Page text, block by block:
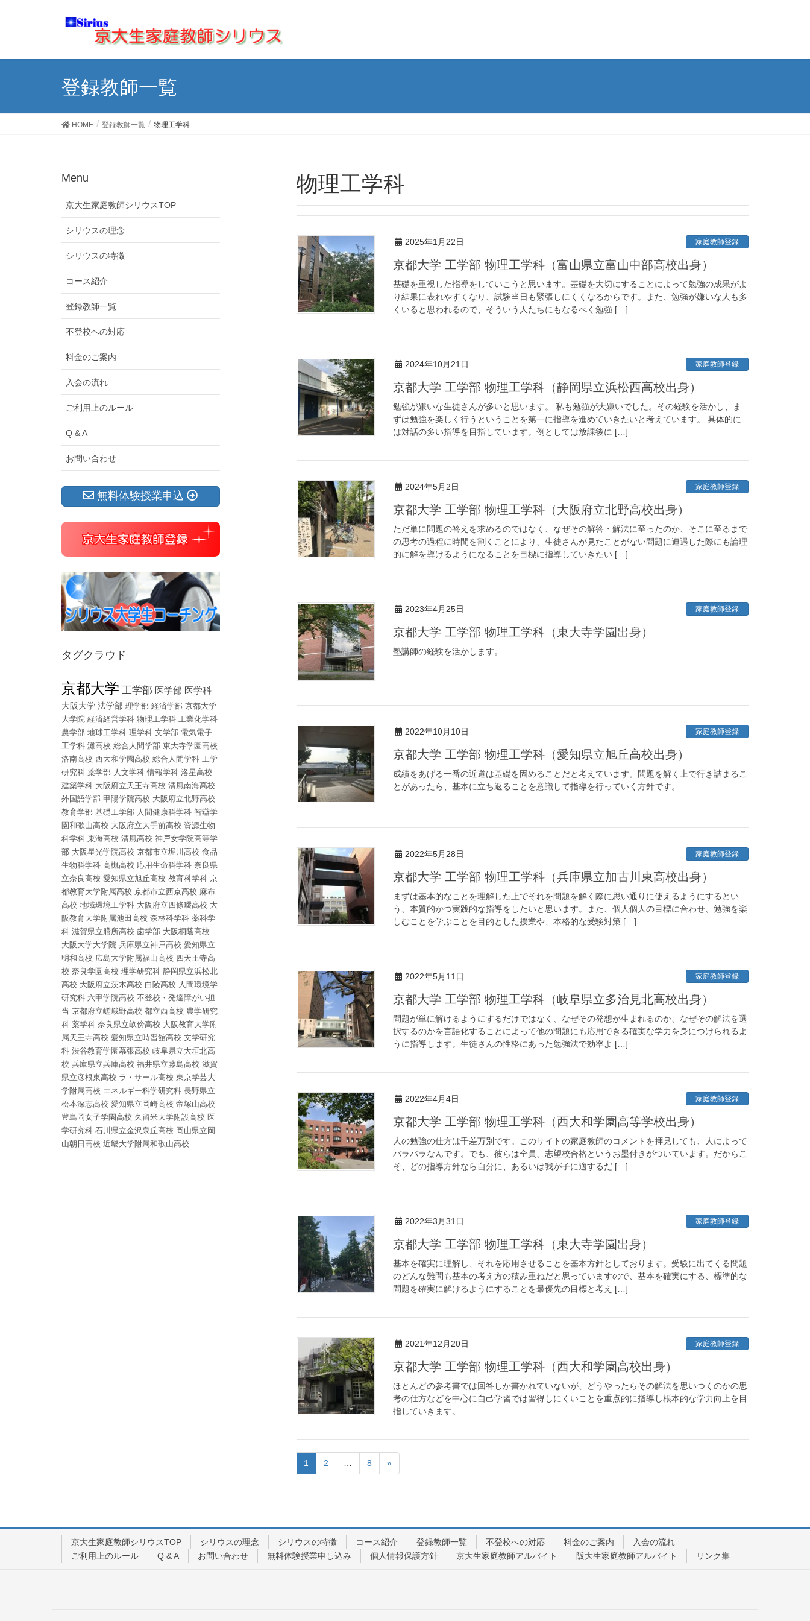
登録教師一覧
HOME 登録教師一覧 物理工学科
物理工学科
2025年1月22日 家庭教師登録
京都大学 工学部 物理工学科（富山県立富山中部高校出身）
基礎を重視した指導をしていこうと思います。基礎を大切にすることによって勉強の成果がよ
り結果に表れやすくなり、試験当日も緊張しにくくなるからです。また、勉強が嫌いな人も多
くいると思われるので、そういう人たちにもなるべく勉強 […]
2024年10月21日 家庭教師登録
京都大学 工学部 物理工学科（静岡県立浜松西高校出身）
勉強が嫌いな生徒さんが多いと思います。 私も勉強が大嫌いでした。その経験を活かし、ま
ずは勉強を楽しく行うということを第一に指導を進めていきたいと考えています。 具体的に
は対話の多い指導を目指しています。例としては放課後に […]
2024年5月2日 家庭教師登録
京都大学 工学部 物理工学科（大阪府立北野高校出身）
ただ単に問題の答えを求めるのではなく、なぜその解答・解法に至ったのか、そこに至るまで
の思考の過程に時間を割くことにより、生徒さんが見たことがない問題に遭遇した際にも論理
的に解を導けるようになることを目標に指導していきたい […]
2023年4月25日 家庭教師登録
京都大学 工学部 物理工学科（東大寺学園出身）
塾講師の経験を活かします。
2022年10月10日 家庭教師登録
京都大学 工学部 物理工学科（愛知県立旭丘高校出身）
成績をあげる一番の近道は基礎を固めることだと考えています。問題を解く上で行き詰まるこ
とがあったら、基本に立ち返ることを意識して指導を行っていく方針です。
2022年5月28日 家庭教師登録
京都大学 工学部 物理工学科（兵庫県立加古川東高校出身）
まずは基本的なことを理解した上でそれを問題を解く際に思い通りに使えるようにするとい
う、本質的かつ実践的な指導をしたいと思います。また、個人個人の目標に合わせ、勉強を楽
しむことを学ぶことを目的とした授業や、本格的な受験対策 […]
2022年5月11日 家庭教師登録
京都大学 工学部 物理工学科（岐阜県立多治見北高校出身）
問題が単に解けるようにするだけではなく、なぜその発想が生まれるのか、なぜその解法を選
択するのかを言語化することによって他の問題にも応用できる確実な学力を身につけられるよ
うに指導します。生徒さんの性格にあった勉強法で効率よ […]
2022年4月4日 家庭教師登録
京都大学 工学部 物理工学科（西大和学園高等学校出身）
人の勉強の仕方は千差万別です。このサイトの家庭教師のコメントを拝見しても、人によって
バラバラなんです。でも、彼らは全員、志望校合格というお墨付きがついています。だからこ
そ、どの指導方針なら自分に、あるいは我が子に適するだ […]
2022年3月31日 家庭教師登録
京都大学 工学部 物理工学科（東大寺学園出身）
基本を確実に理解し、それを応用させることを基本方針としております。受験に出てくる問題
のどんな難問も基本の考え方の積み重ねだと思っていますので、基本を確実にする、標準的な
問題を確実に解けるようにすることを最優先の目標と考え […]
2021年12月20日 家庭教師登録
京都大学 工学部 物理工学科（西大和学園高校出身）
ほとんどの参考書では回答しか書かれていないが、どうやったらその解法を思いつくのかの思
考の仕方などを中心に自己学習では習得しにくいことを重点的に指導し根本的な学力向上を目
指していきます。
1 2 8 »
Menu
京大生家庭教師シリウスTOP
シリウスの理念
シリウスの特徴
コース紹介
登録教師一覧
不登校への対応
料金のご案内
入会の流れ
ご利用上のルール
Q & A
お問い合わせ
無料体験授業申込
タグクラウド
京都大学 工学部 医学部 医学科
大阪大学 法学部 理学部 経済学部 京都大学
大学院 経済経営学科 物理工学科 工業化学科
農学部 地球工学科 理学科 文学部 電気電子
工学科 灘高校 総合人間学部 東大寺学園高校
洛南高校 西大和学園高校 総合人間学科 工学
研究科 薬学部 人文学科 情報学科 洛星高校
建築学科 大阪府立天王寺高校 清風南海高校
外国語学部 甲陽学院高校 大阪府立北野高校
教育学部 基礎工学部 人間健康科学科 智辯学
園和歌山高校 大阪府立大手前高校 資源生物
科学科 東海高校 清風高校 神戸女学院高等学
部 大阪星光学院高校 京都市立堀川高校 食品
生物科学科 高槻高校 応用生命科学科 奈良県
立奈良高校 愛知県立旭丘高校 教育科学科 京
都教育大学附属高校 京都市立西京高校 麻布
高校 地域環境工学科 大阪府立四條畷高校 大
阪教育大学附属池田高校 森林科学科 薬科学
科 滋賀県立膳所高校 歯学部 大阪桐蔭高校
大阪大学大学院 兵庫県立神戸高校 愛知県立
明和高校 広島大学附属福山高校 四天王寺高
校 奈良学園高校 理学研究科 静岡県立浜松北
高校 大阪府立茨木高校 白陵高校 人間環境学
研究科 六甲学院高校 不登校・発達障がい担
当 京都府立嵯峨野高校 都立西高校 農学研究
科 薬学科 奈良県立畝傍高校 大阪教育大学附
属天王寺高校 愛知県立時習館高校 文学研究
科 渋谷教育学園幕張高校 岐阜県立大垣北高
校 兵庫県立兵庫高校 福井県立藤島高校 滋賀
県立彦根東高校 ラ・サール高校 東京学芸大
学附属高校 エネルギー科学研究科 長野県立
松本深志高校 愛知県立岡崎高校 帝塚山高校
豊島岡女子学園高校 久留米大学附設高校 医
学研究科 石川県立金沢泉丘高校 岡山県立岡
山朝日高校 近畿大学附属和歌山高校
京大生家庭教師シリウスTOP シリウスの理念 シリウスの特徴 コース紹介 登録教師一覧 不登校への対応 料金のご案内
入会の流れ
ご利用上のルール
Q & A お問い合わせ 無料体験授業申し込み 個人情報保護方針 京大生家庭教師アルバイト 阪大生家庭教師アルバイト リンク集